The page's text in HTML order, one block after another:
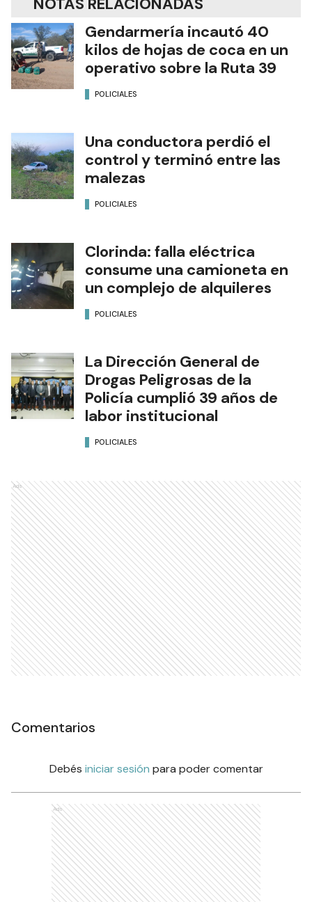
Gendarmería incautó 40
kilos de hojas de coca en un
operativo sobre la Ruta 39
POLICIALES
Una conductora perdió el
control y terminó entre las
malezas
POLICIALES
Clorinda: falla eléctrica
consume una camioneta en
un complejo de alquileres
POLICIALES
La Dirección General de
Drogas Peligrosas de la
Policía cumplió 39 años de
labor institucional
POLICIALES
Ads
Comentarios
Debés iniciar sesión para poder comentar
Ads